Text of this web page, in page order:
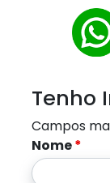
Tenho
Campos
Nome*